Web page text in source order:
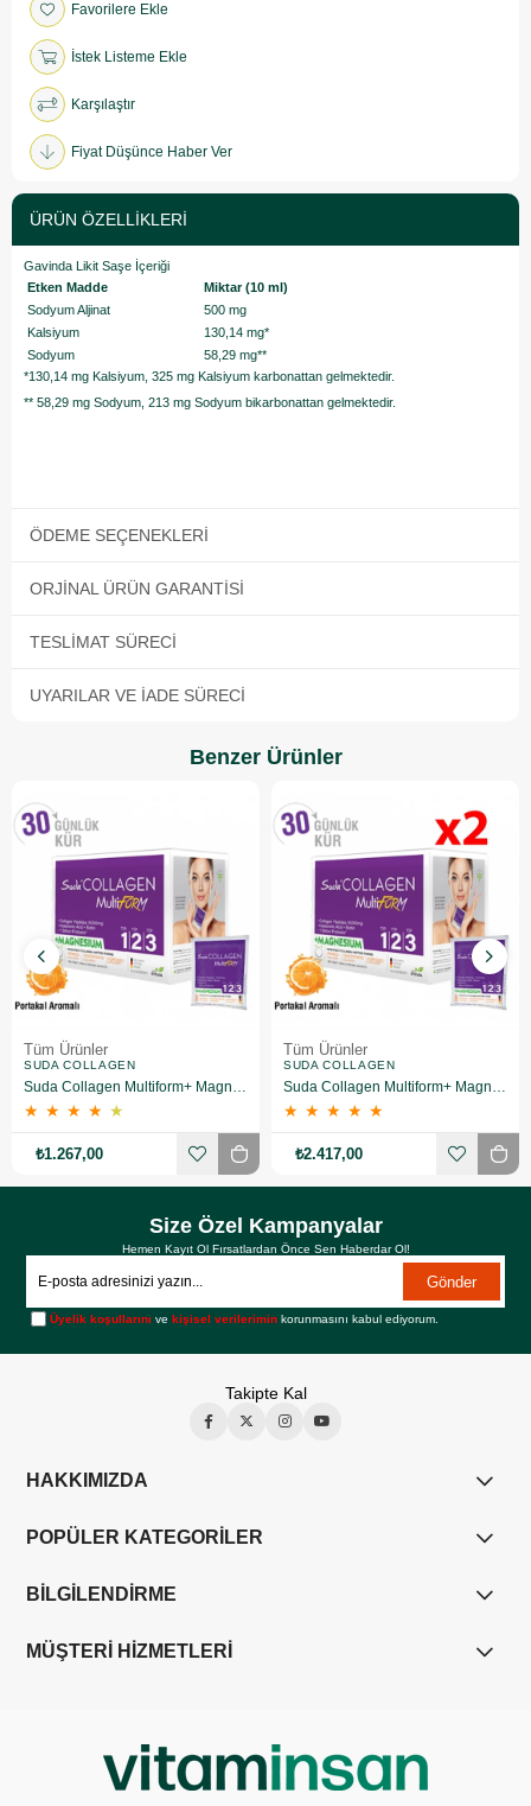
Favorilere Ekle
İstek Listeme Ekle
Karşılaştır
Fiyat Düşünce Haber Ver
ÜRÜN ÖZELLIKLERI
Gavinda Likit Saşe İçeriği
Etken Madde
Miktar (10 ml)
Sodyum Aljinat
500 mg
Kalsiyum
130,14 mg*
Sodyum
58,29 mg**
*130,14 mg Kalsiyum, 325 mg Kalsiyum karbonattan gelmektedir.
** 58,29 mg Sodyum, 213 mg Sodyum bikarbonattan gelmektedir.
ÖDEME SEÇENEKLERI
ORJINAL ÜRÜN GARANTISI
TESLIMAT SÜRECI
UYARILAR VE İADE SÜRECI
Benzer Ürünler
Tüm Ürünler
SUDA COLLAGEN
Suda Collagen Multiform+ Magnesium 30 x 15 gr - Portakal Aromalı
★ ★ ★ ★ ★
₺1.267,00
Tüm Ürünler
SUDA COLLAGEN
Suda Collagen Multiform+ Magnesium 30 x 15 gr - Portakal Aromalı 2 Adet
★ ★ ★ ★ ★
₺2.417,00
Size Özel Kampanyalar
Hemen Kayıt Ol Fırsatlardan Önce Sen Haberdar Ol!
Gönder
Üyelik koşullarını vekişisel verilerimin korunmasını kabul ediyorum.
Takipte Kal
HAKKIMIZDA
POPÜLER KATEGORİLER
BİLGİLENDİRME
MÜŞTERİ HİZMETLERİ